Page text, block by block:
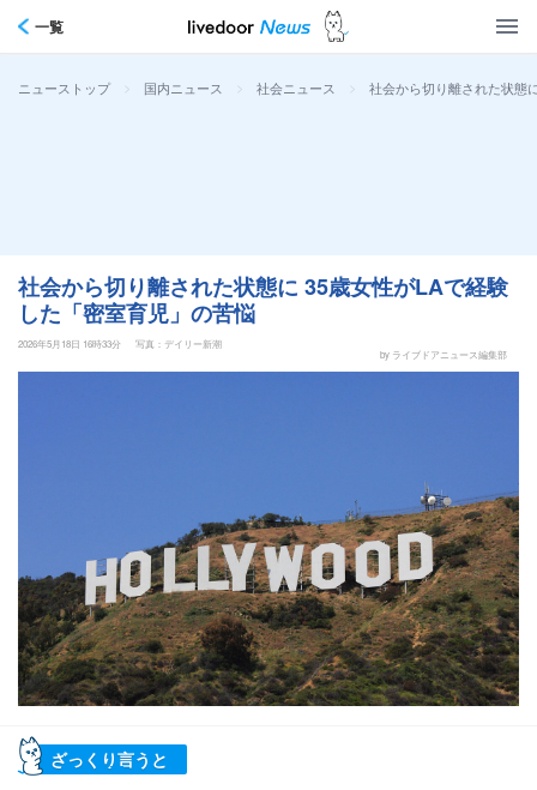
一覧
ニューストップ > 国内ニュース > 社会ニュース > 社会から切り離された状態
社会から切り離された状態に 35歳女性がLAで経験
した「密室育児」の苦悩
2026年5月18日 16時33分
写真：デイリー新潮
by ライブドアニュース編集部
ざっくり言うと